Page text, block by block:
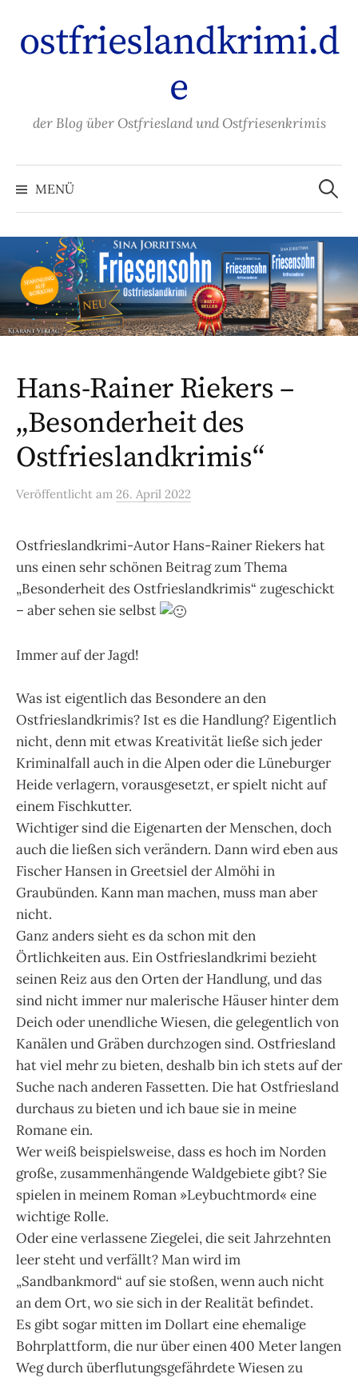
Inhalt
überspringen
ostfrieslandkrimi.d
e
der Blog über Ostfriesland und Ostfriesenkrimis
MENÜ
Suchen
nach:
Hans-Rainer Riekers –
„Besonderheit des
Ostfrieslandkrimis“
Veröffentlicht am 26. April 2022
Ostfrieslandkrimi-Autor Hans-Rainer Riekers hat
uns einen sehr schönen Beitrag zum Thema
„Besonderheit des Ostfrieslandkrimis“ zugeschickt
– aber sehen sie selbst
Immer auf der Jagd!
Was ist eigentlich das Besondere an den
Ostfrieslandkrimis? Ist es die Handlung? Eigentlich
nicht, denn mit etwas Kreativität ließe sich jeder
Kriminalfall auch in die Alpen oder die Lüneburger
Heide verlagern, vorausgesetzt, er spielt nicht auf
einem Fischkutter.
Wichtiger sind die Eigenarten der Menschen, doch
auch die ließen sich verändern. Dann wird eben aus
Fischer Hansen in Greetsiel der Almöhi in
Graubünden. Kann man machen, muss man aber
nicht.
Ganz anders sieht es da schon mit den
Örtlichkeiten aus. Ein Ostfrieslandkrimi bezieht
seinen Reiz aus den Orten der Handlung, und das
sind nicht immer nur malerische Häuser hinter dem
Deich oder unendliche Wiesen, die gelegentlich von
Kanälen und Gräben durchzogen sind. Ostfriesland
hat viel mehr zu bieten, deshalb bin ich stets auf der
Suche nach anderen Fassetten. Die hat Ostfriesland
durchaus zu bieten und ich baue sie in meine
Romane ein.
Wer weiß beispielsweise, dass es hoch im Norden
große, zusammenhängende Waldgebiete gibt? Sie
spielen in meinem Roman »Leybuchtmord« eine
wichtige Rolle.
Oder eine verlassene Ziegelei, die seit Jahrzehnten
leer steht und verfällt? Man wird im
„Sandbankmord“ auf sie stoßen, wenn auch nicht
an dem Ort, wo sie sich in der Realität befindet.
Es gibt sogar mitten im Dollart eine ehemalige
Bohrplattform, die nur über einen 400 Meter langen
Weg durch überflutungsgefährdete Wiesen zu